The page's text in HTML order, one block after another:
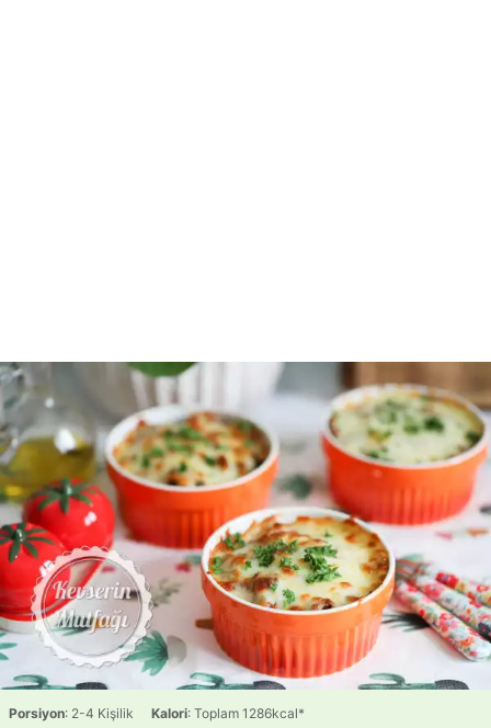
Porsiyon: 2-4 Kişilik Kalori: Toplam 1286kcal*